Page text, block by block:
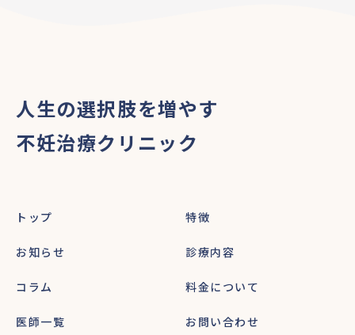
人生の選択肢を増やす
不妊治療クリニック
トップ 特徴
お知らせ 診療内容
コラム 料金について
医師一覧 お問い合わせ